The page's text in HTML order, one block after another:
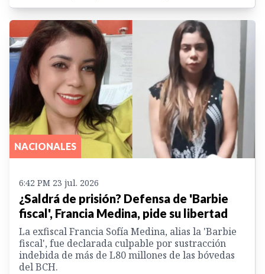
NACIONALES
6:42 PM 23 jul. 2026
¿Saldrá de prisión? Defensa de 'Barbie
fiscal', Francia Medina, pide su libertad
La exfiscal Francia Sofía Medina, alias la 'Barbie
fiscal', fue declarada culpable por sustracción
indebida de más de L80 millones de las bóvedas
del BCH.